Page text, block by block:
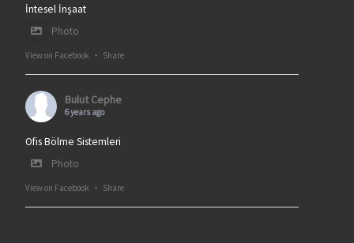
İntesel İnşaat
Photo
View on Facebook · Share
Bulut Cephe
6 years ago
Ofis Bölme Sistemleri
Photo
View on Facebook · Share